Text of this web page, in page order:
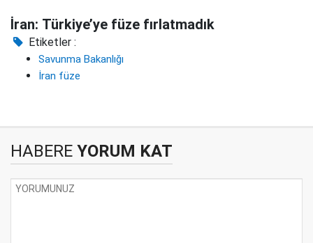
İran: Türkiye’ye füze fırlatmadık
Etiketler :
Savunma Bakanlığı
İran füze
HABERE YORUM KAT